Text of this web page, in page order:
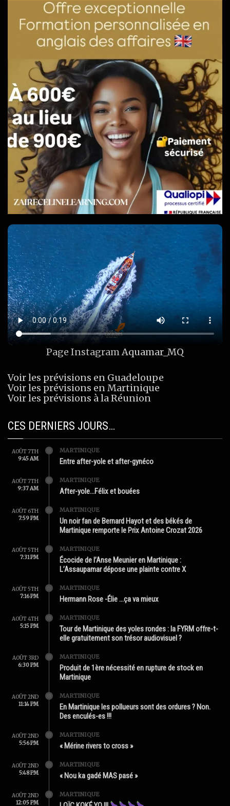
Page InstagramAquamar_MQ
Voir les prévisions en Guadeloupe
Voir les prévisions en Martinique
Voir les prévisions à la Réunion
CES DERNIERS JOURS…
AOÛT 7TH
9:45 AM
MARTINIQUE
Entre after-yole et after-gynéco
AOÛT 7TH
9:37 AM
MARTINIQUE
After-yole…Félix et bouées
AOÛT 6TH
7:59 PM
MARTINIQUE
Un noir fan de Bernard Hayot et des békés de
Martinique remporte le Prix Antoine Crozat 2026
AOÛT 5TH
7:31 PM
MARTINIQUE
Écocide de l’Anse Meunier en Martinique :
L’Assaupamar dépose une plainte contre X
AOÛT 5TH
7:16 PM
MARTINIQUE
Hermann Rose -Élie …ça va mieux
AOÛT 4TH
5:15 PM
MARTINIQUE
Tour de Martinique des yoles rondes : la FYRM offre-t-
elle gratuitement son trésor audiovisuel ?
AOÛT 3RD
6:30 PM
MARTINIQUE
Produit de 1ère nécessité en rupture de stock en
Martinique
AOÛT 2ND
11:14 PM
MARTINIQUE
En Martinique les pollueurs sont des ordures ? Non.
Des enculés-es !!!
AOÛT 2ND
5:56 PM
MARTINIQUE
« Mérine rivers to cross »
AOÛT 2ND
5:48 PM
MARTINIQUE
« Nou ka gadé MAS pasé »
AOÛT 2ND
12:05 PM
MARTINIQUE